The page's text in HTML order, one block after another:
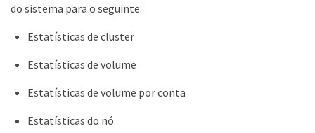
do sistema para o seguinte:
Estatísticas de cluster
Estatísticas de volume
Estatísticas de volume por conta
Estatísticas do nó